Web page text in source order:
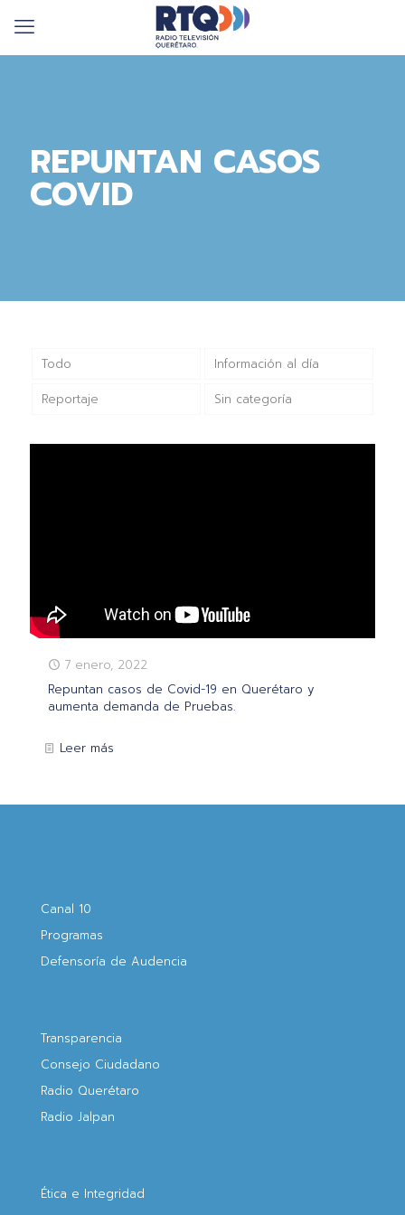
REPUNTAN CASOS
COVID
Todo Información al día
Reportaje Sin categoría
7 enero, 2022
Repuntan casos de Covid-19 en Querétaro y
aumenta demanda de Pruebas.
Leer más
Canal 10
Programas
Defensoría de Audencia
Transparencia
Consejo Ciudadano
Radio Querétaro
Radio Jalpan
Ética e Integridad